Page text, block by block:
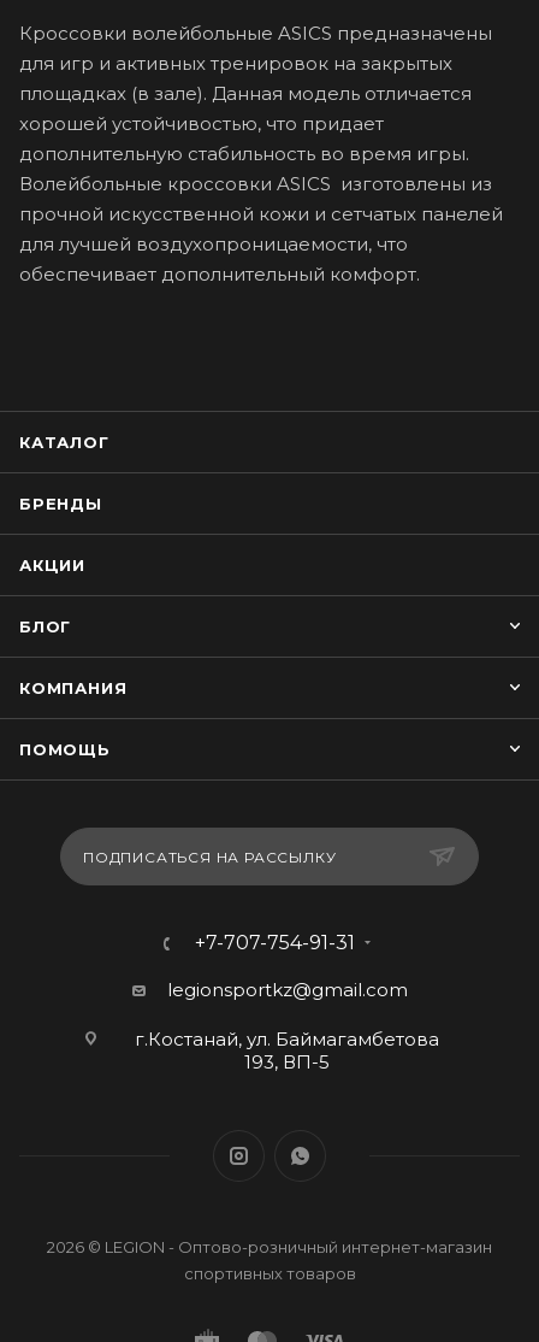
Кроссовки волейбольные ASICS предназначены
для игр и активных тренировок на закрытых
площадках (в зале). Данная модель отличается
хорошей устойчивостью, что придает
дополнительную стабильность во время игры.
Волейбольные кроссовки ASICS изготовлены из
прочной искусственной кожи и сетчатых панелей
для лучшей воздухопроницаемости, что
обеспечивает дополнительный комфорт.
КАТАЛОГ
БРЕНДЫ
АКЦИИ
БЛОГ
КОМПАНИЯ
ПОМОЩЬ
ПОДПИСАТЬСЯ НА РАССЫЛКУ
+7-707-754-91-31
legionsportkz@gmail.com
г.Костанай, ул. Баймагамбетова
193, ВП-5
2026 © LEGION - Оптово-розничный интернет-магазин
спортивных товаров